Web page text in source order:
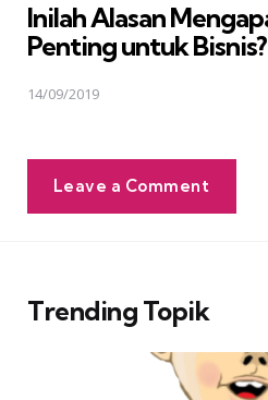
Inilah Alasan
Penting untuk Bisnis?
14/09/2019
Leave a Comment
Trending Topik